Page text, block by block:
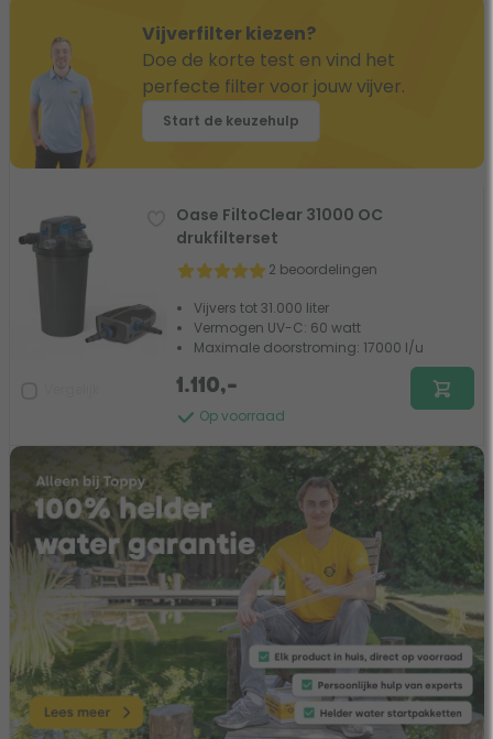
Oase FiltoClear 31000 OC
drukfilterset
2 beoordelingen
Vijvers tot 31.000 liter
Vermogen UV-C: 60 watt
Maximale doorstroming: 17000 l/u
Op voorraad
1.110,-
Vijverfilter kiezen?
Doe de korte test en vind het
perfecte filter voor jouw vijver.
Start de keuzehulp